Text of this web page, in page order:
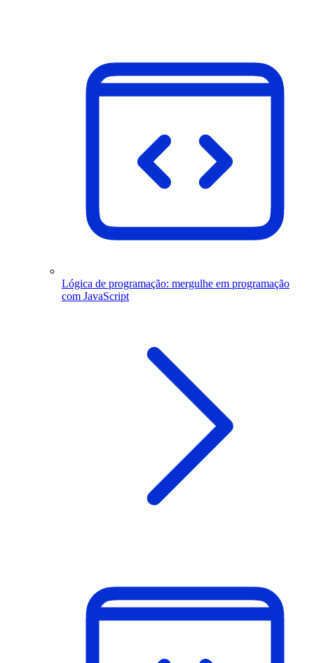
Lógica de programação: mergulhe em programação
com JavaScript